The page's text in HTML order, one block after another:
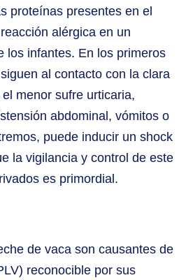
proteínas presentes en el
alérgica en un
los infantes. En los primeros
al contacto con la clara
menor sufre urticaria,
abdominal, vómitos o
puede inducir un shock
la vigilancia y control de este
es primordial.
de vaca son causantes de
reconocible por sus